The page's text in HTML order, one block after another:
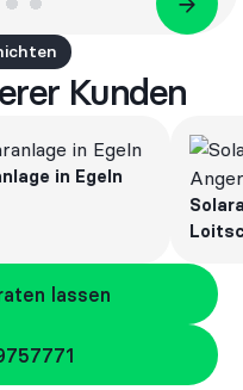
Kunden
in Egeln
Loitsche
lassen